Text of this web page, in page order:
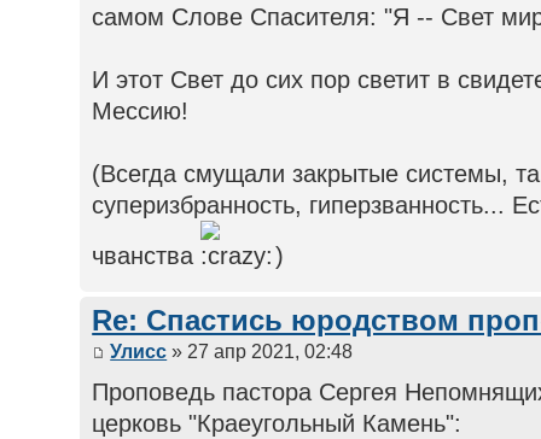
самом Слове Спасителя: "Я -- Свет
И этот Свет до сих пор светит в
Мессию!
(Всегда смущали закрытые системы,
суперизбранность, гиперзванность...
чванства
)
Re: Спастись юродством
Улисс » 27 апр 2021, 02:48
Проповедь пастора Сергея
церковь "Краеугольный Камень":